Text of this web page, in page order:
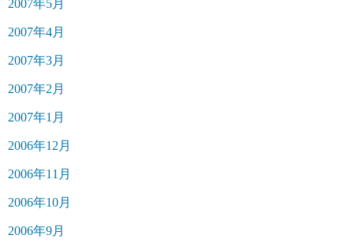
2007年5月
2007年4月
2007年3月
2007年2月
2007年1月
2006年12月
2006年11月
2006年10月
2006年9月